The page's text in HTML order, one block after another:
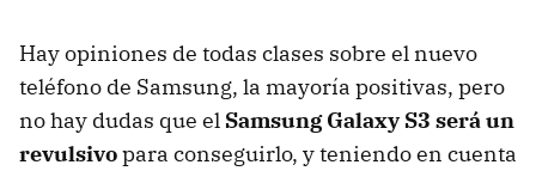
Hay opiniones de todas clases sobre el nuevo
teléfono de Samsung, la mayoría positivas, pero
no hay dudas que el Samsung Galaxy S3 será un
revulsivopara conseguirlo, y teniendo en cuenta